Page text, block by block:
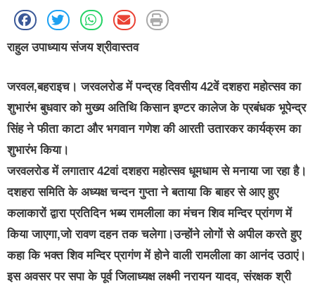
राहुल उपाध्याय संजय श्रीवास्तव
जरवल,बहराइच। जरवलरोड में पन्द्रह दिवसीय 42वें दशहरा महोत्सव का
शुभारंभ बुधवार को मुख्य अतिथि किसान इण्टर कालेज के प्रबंधक भूपेन्द्र
सिंह ने फीता काटा और भगवान गणेश की आरती उतारकर कार्यक्रम का
शुभारंभ किया।
जरवलरोड में लगातार 42वां दशहरा महोत्सव धूमधाम से मनाया जा रहा है।
दशहरा समिति के अध्यक्ष चन्दन गुप्ता ने बताया कि बाहर से आए हुए
कलाकारों द्वारा प्रतिदिन भब्य रामलीला का मंचन शिव मन्दिर प्रांगण में
किया जाएगा,जो रावण दहन तक चलेगा।उन्होंने लोगों से अपील करते हुए
कहा कि भक्त शिव मन्दिर प्रागंण में होने वाली रामलीला का आनंद उठाएं।
इस अवसर पर सपा के पूर्व जिलाध्यक्ष लक्ष्मी नरायन यादव, संरक्षक श्री